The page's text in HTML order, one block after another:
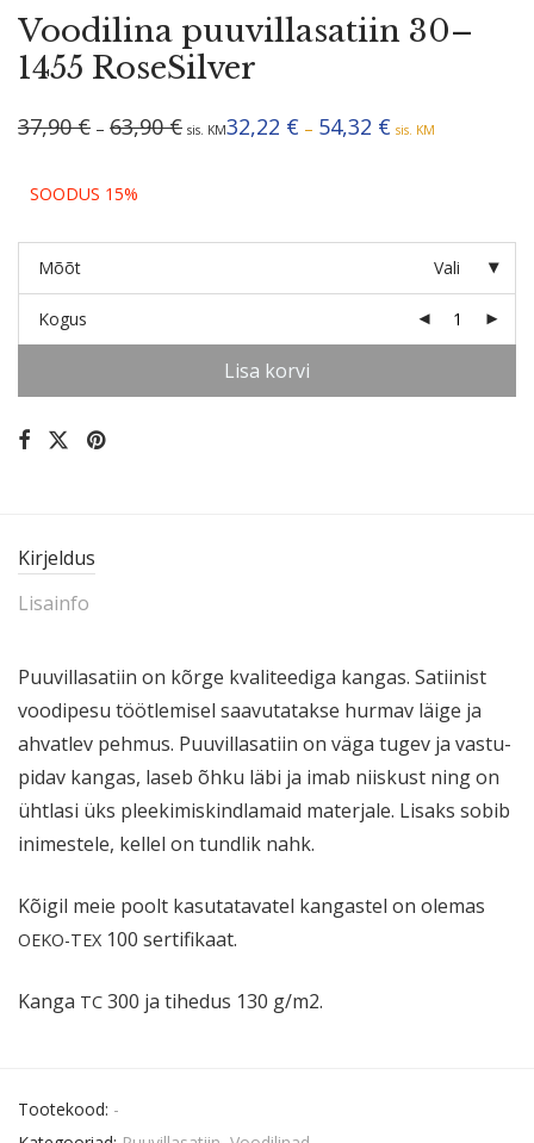
Voodilina puuvil­la­satiin 30–
1455 RoseSilver
37,90€ – 63,90€Hinnavahemik:
37,90 €
sis. KM32,22 € – 54,32 € Hinnavahemik:
32,22 €
sis. KM
SOODUS 15%
Mõõt Vali
Kogus
Lisa korvi
Kirjeldus
Lisainfo
Puuvil­la­satiin on kõrge kvali­teediga kangas. Satiinist
voodipesu töötle­misel saavu­ta­takse hurmav läige ja
ahvatlev pehmus. Puuvil­la­satiin on väga tugev ja vastu­
pidav kangas, laseb õhku läbi ja imab niiskust ning on
ühtlasi üks pleeki­mis­kind­lamaid materjale. Lisaks sobib
inimestele, kellel on tundlik nahk.
Kõigil meie poolt kasuta­ta­vatel kangastel on olemas
OEKO-TEX 100 sertifikaat.
Kanga TC 300 ja tihedus 130 g/m2.
Tootekood: -